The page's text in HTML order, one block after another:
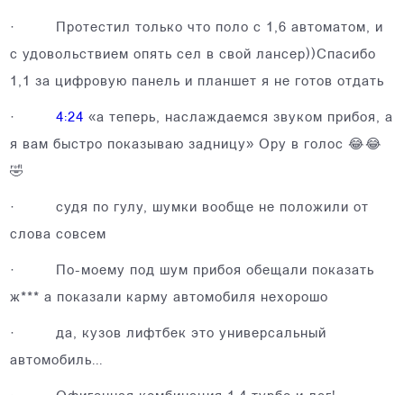
·
Протестил только что поло с 1,6 автоматом, и
с удовольствием опять сел в свой лансер))Спасибо
1,1 за цифровую панель и планшет я не готов отдать
·4:24 «а теперь, наслаждаемся звуком прибоя, а
я вам быстро показываю задницу» Ору в голос 😂😂
🤣
·судя по гулу, шумки вообще не положили от
слова совсем
·
По-моему под шум прибоя обещали показать
ж*** а показали карму автомобиля нехорошо
·да, кузов лифтбек это универсальный
автомобиль...